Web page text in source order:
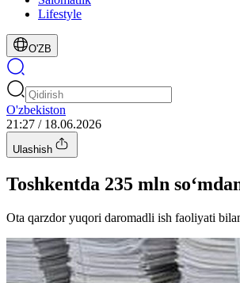
Lifestyle
O'ZB
O'zbekiston
21:27 / 18.06.2026
Ulashish
Toshkentda 235 mln
Ota qarzdor yuqori daromadli ish faoliyati